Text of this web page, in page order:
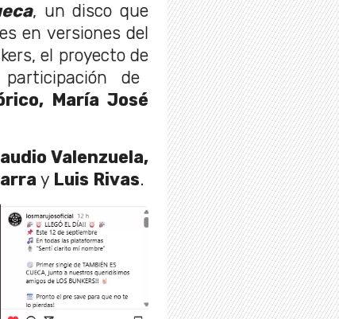
, un disco que
en versiones del
el proyecto de
de
María José
Valenzuela,
y Luis Rivas.